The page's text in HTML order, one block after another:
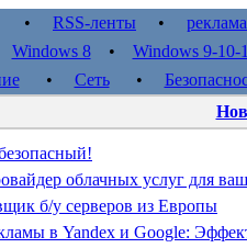
• RSS-ленты • реклама
Windows 8• Windows 9-10-
• Сеть•
облачных услуг для
б/у серверов из Европы
в Yandex и Google: